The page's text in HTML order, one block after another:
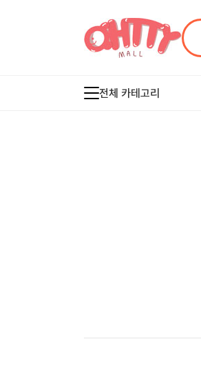
전체 카테고리